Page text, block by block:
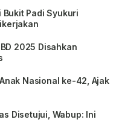
Padi Syukuri
2025 Disahkan
Nasional ke-42, Ajak
Disetujui, Wabup: Ini